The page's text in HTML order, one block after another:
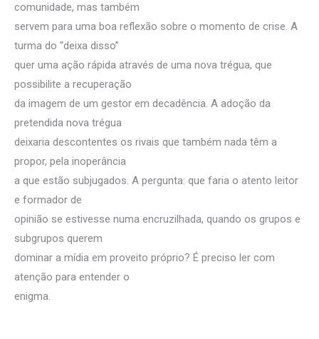
comunidade, mas também
servem para uma boa reflexão sobre o momento de crise. A
turma do “deixa disso”
quer uma ação rápida através de uma nova trégua, que
possibilite a recuperação
da imagem de um gestor em decadência. A adoção da
pretendida nova trégua
deixaria descontentes os rivais que também nada têm a
propor, pela inoperância
a que estão subjugados. A pergunta: que faria o atento leitor
e formador de
opinião se estivesse numa encruzilhada, quando os grupos e
subgrupos querem
dominar a mídia em proveito próprio? É preciso ler com
atenção para entender o
enigma.